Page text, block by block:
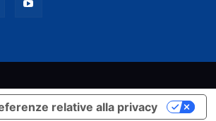
relative alla privacy